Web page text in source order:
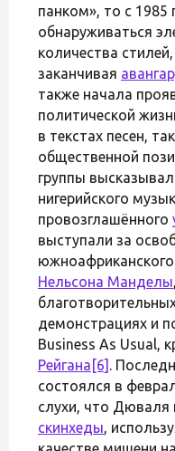
панком», то с 1985
обнаруживаться
количества
заканчивая
также начала
политической
в текстах песен,
общественной
группы
нигерийского
провозглашённого
выступали за
Нельсона Манделы
демонстрациях и
Business As Usual,
Рейгана [6] .
состоялся в
слухи, что
скинхеды,